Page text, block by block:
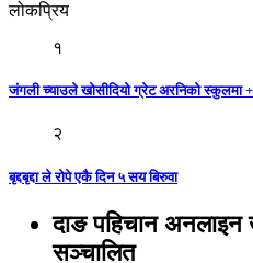
लोकप्रिय
१
जंगली च्याउले खोसीदियो ग्रेट अरनिको स्कुलमा
२
बृद्दबृद्दा ले रोपे एकै दिन ५ सय बिरुवा
दाङ पहिचान अनलाइन
सञ्चालित